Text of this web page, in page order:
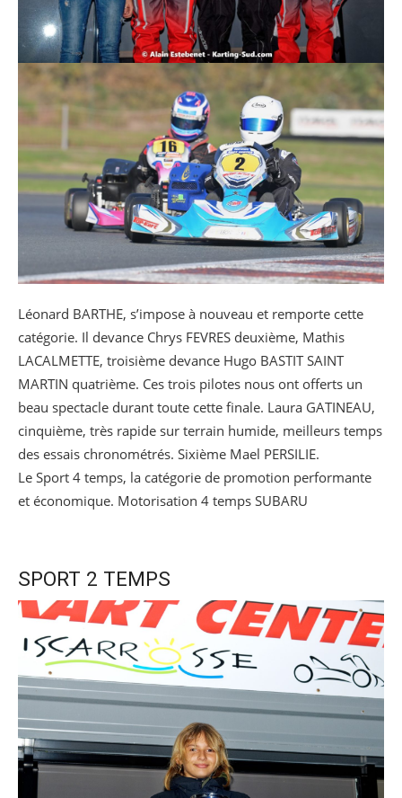
Léonard BARTHE, s’impose à nouveau et remporte cette
catégorie. Il devance Chrys FEVRES deuxième, Mathis
LACALMETTE, troisième devance Hugo BASTIT SAINT
MARTIN quatrième. Ces trois pilotes nous ont offerts un
beau spectacle durant toute cette finale. Laura GATINEAU,
cinquième, très rapide sur terrain humide, meilleurs temps
des essais chronométrés. Sixième Mael PERSILIE.
Le Sport 4 temps, la catégorie de promotion performante
et économique. Motorisation 4 temps SUBARU
SPORT 2 TEMPS